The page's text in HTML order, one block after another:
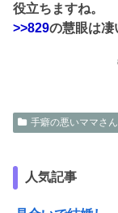
役立ちますね。
>>829の慧眼は凄
手癖の悪いママさん
人気記事